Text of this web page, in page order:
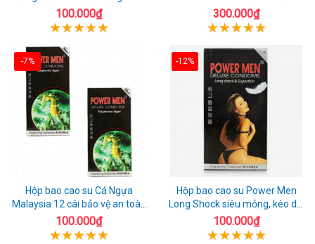
cảm
100.000₫ 300.000₫
-7%
Hộp bao cao su Cá Ngựa
Malaysia 12 cái bảo vệ an toàn
tuyệt đối
100.000₫
-12%
Hộp bao cao su Power Men
Long Shock siêu mỏng, kéo dài
quan hệ thoải mái
100.000₫